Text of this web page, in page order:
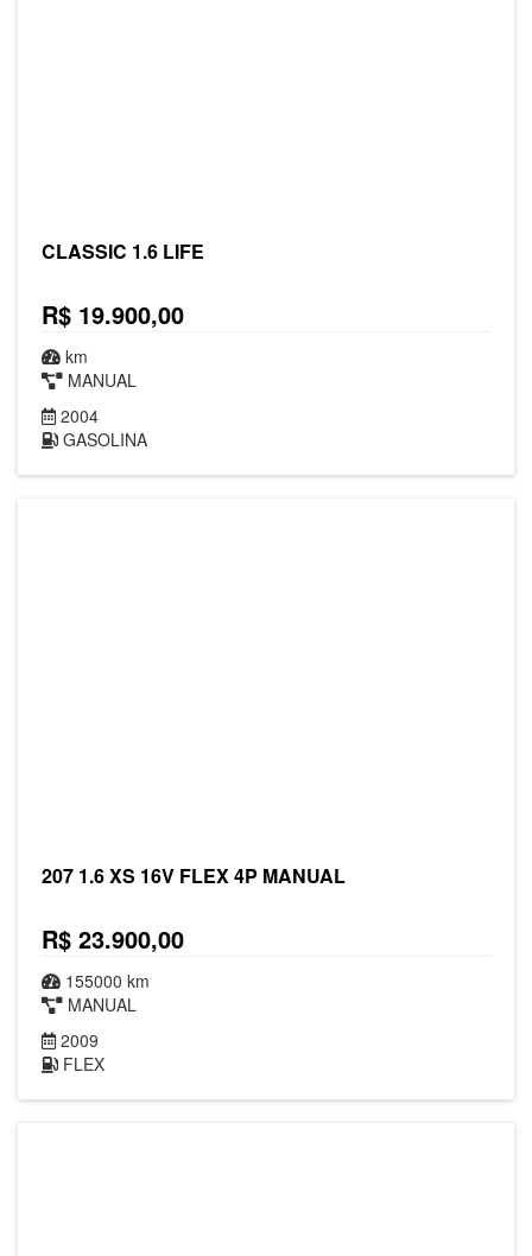
CLASSIC 1.6 LIFE
R$ 19.900,00
km
MANUAL
2004
GASOLINA
207 1.6 XS 16V FLEX 4P MANUAL
R$ 23.900,00
155000 km
MANUAL
2009
FLEX